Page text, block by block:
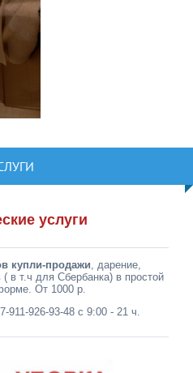
услуги
купли-продажи, дарение,
в т.ч для Сбербанка) в простой
От 1000 р.
911-926-93-48 с 9:00 - 21 ч.